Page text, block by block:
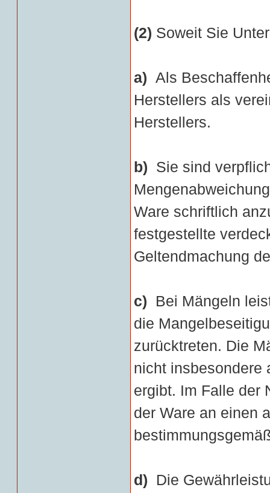
(2) Soweit Sie
a) Als
Herstellers als
Herstellers.
b) Sie sind
Ware schriftlich
festgestellte
Geltendmachung
c) Bei Mängeln
die
zurücktreten. Die
nicht insbesondere
ergibt. Im Falle der
der Ware an einen
d) Die